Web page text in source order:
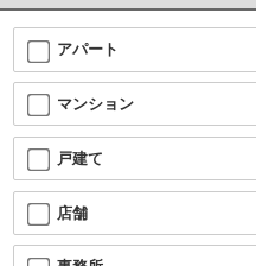
アパート
マンション
戸建て
店舗